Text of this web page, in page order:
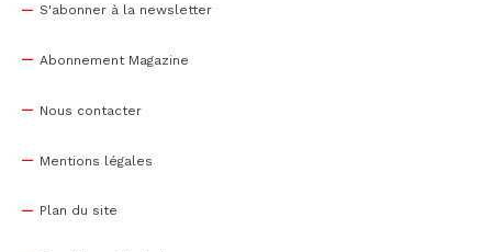
S'abonner à la newsletter
Abonnement Magazine
Nous contacter
Mentions légales
Plan du site